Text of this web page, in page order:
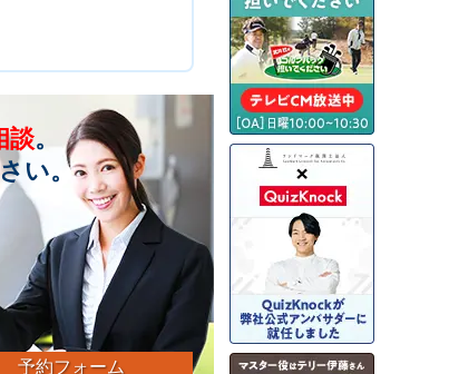
談。
い。
予約フォーム